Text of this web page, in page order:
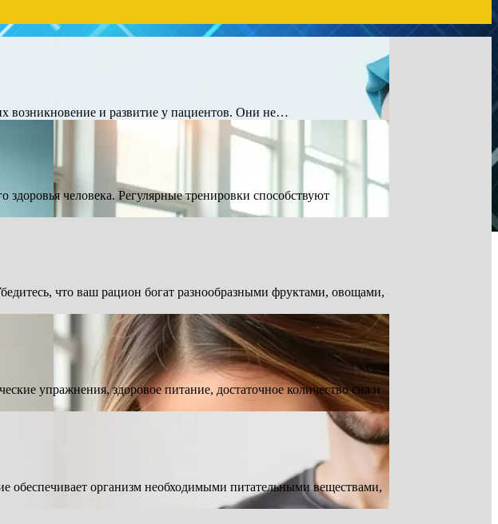
возникновение и развитие у пациентов. Они не…
человека. Регулярные тренировки способствуют
что ваш рацион богат разнообразными фруктами, овощами,
упражнения, здоровое питание, достаточное количество сна и
обеспечивает организм необходимыми питательными веществами,